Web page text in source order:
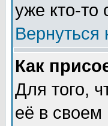
уже кто-то
Вернуться
Как
Для того,
её в своем